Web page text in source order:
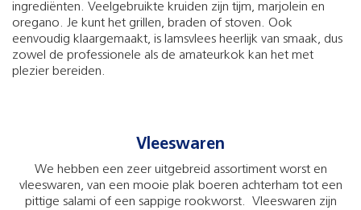
ingrediënten. Veelgebruikte kruiden zijn tijm, marjolein en
oregano. Je kunt het grillen, braden of stoven. Ook
eenvoudig klaargemaakt, is lamsvlees heerlijk van smaak, dus
zowel de professionele als de amateurkok kan het met
plezier bereiden.
Vleeswaren
We hebben een zeer uitgebreid assortiment worst en
vleeswaren, van een mooie plak boeren achterham tot een
pittige salami of een sappige rookworst. Vleeswaren zijn